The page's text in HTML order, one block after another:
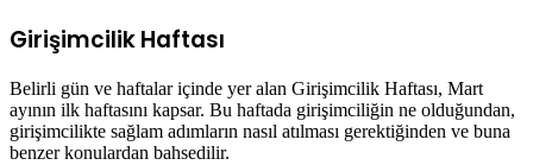
Girişimcilik Haftası
Belirli gün ve haftalar içinde yer alan Girişimcilik Haftası, Mart
ayının ilk haftasını kapsar. Bu haftada girişimciliğin ne olduğundan,
girişimcilikte sağlam adımların nasıl atılması gerektiğinden ve buna
benzer konulardan bahsedilir.